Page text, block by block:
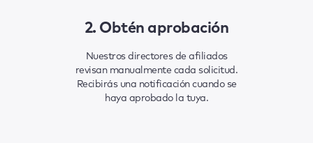
2. Obtén aprobación
Nuestros directores de afiliados
revisan manualmente cada solicitud.
Recibirás una notificación cuando se
haya aprobado la tuya.